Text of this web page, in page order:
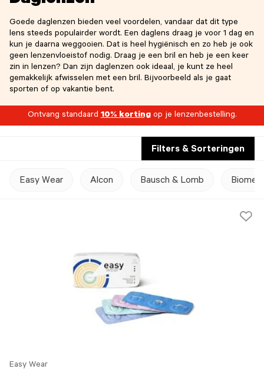
Goede daglenzen bieden veel voordelen, vandaar dat dit type
lens steeds populairder wordt. Een daglens draag je voor 1 dag en
kun je daarna weggooien. Dat is heel hygiënisch en zo heb je ook
geen lenzenvloeistof nodig. Draag je een bril en heb je een keer
zin in lenzen? Dan zijn daglenzen ook ideaal, je kunt ze heel
gemakkelijk afwisselen met een bril. Bijvoorbeeld als je gaat
sporten of op vakantie bent.
Ontvang standaard10% kortingop je lenzenbestelling.
Filters & Sorteringen
Easy Wear Alcon Bausch & Lomb
Easy Wear